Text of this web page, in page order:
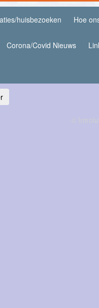
huisbezoeken Hoe
Corona/Covid Nieuws